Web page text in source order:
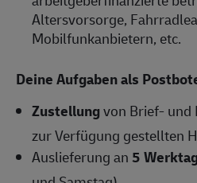
Altersvorsorge,
Mobilfunkanbietern, etc.
Deine Aufgaben als
Zustellungvon Brief- und
zur Verfügung gestellten
Auslieferung an5